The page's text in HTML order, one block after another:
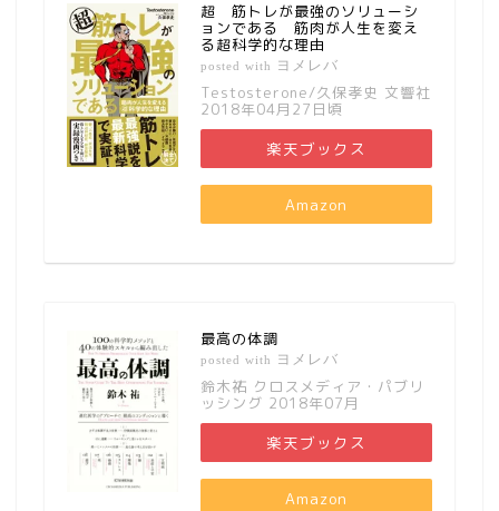
超 筋トレが最強のソリューシ
ョンである 筋肉が人生を変え
る超科学的な理由
posted with ヨメレバ
Testosterone/久保孝史 文響社
2018年04月27日頃
楽天ブックス
Amazon
最高の体調
posted with ヨメレバ
鈴木祐 クロスメディア・パブリ
ッシング 2018年07月
楽天ブックス
Amazon